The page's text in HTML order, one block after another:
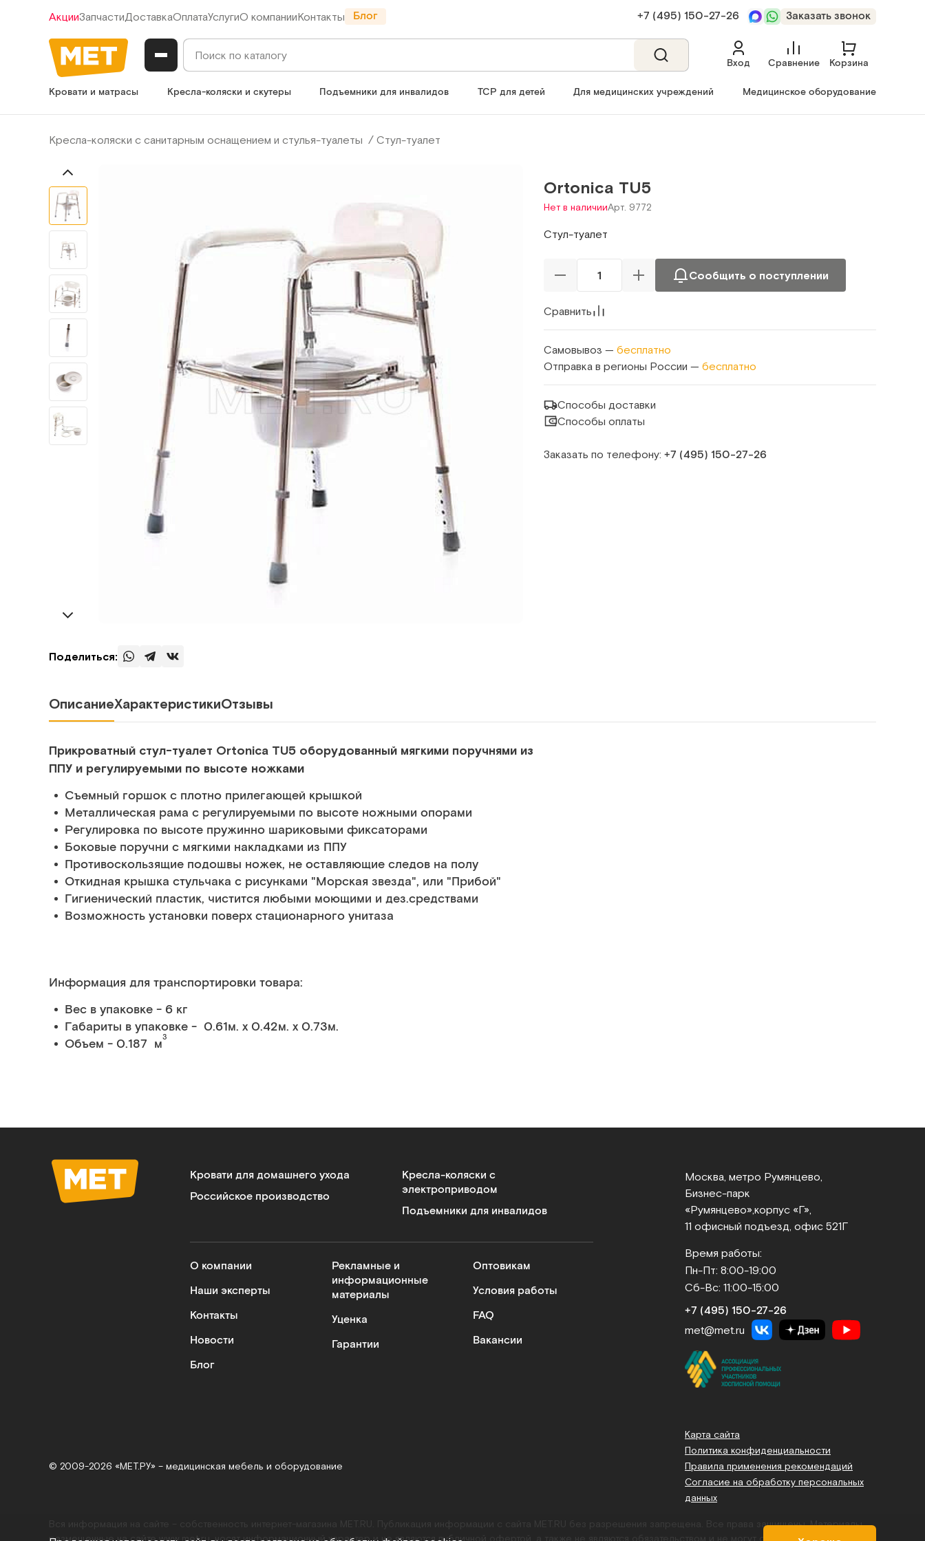
АкцииЗапчастиДоставкаОплатаУслугиО компанииКонтакты Блог +7 (495) 150‑27‑26 Заказать звонок
Вход Сравнение Корзина
Кровати и матрасы Кресла-коляски и скутеры Подъемники для инвалидов ТСР для детей Для медицинских учреждений Медицинское оборудование
Кресла-коляски с санитарным оснащением и стулья-туалеты Cтул-туалет
Поделиться:
Ortonica TU5
Нет в наличииАрт. 9772
Cтул-туалет
Сообщить о поступлении
Сравнить
Самовывоз — бесплатно
Отправка в регионы России — бесплатно
Способы доставки
Способы оплаты
Заказать по телефону: +7 (495) 150‑27‑26
ОписаниеХарактеристикиОтзывы
Прикроватный стул-туалет Ortonica TU5 оборудованный мягкими поручнями из
ППУ и регулируемыми по высоте ножками
Съемный горшок с плотно прилегающей крышкой
Металлическая рама с регулируемыми по высоте ножными опорами
Регулировка по высоте пружинно шариковыми фиксаторами
Боковые поручни с мягкими накладками из ППУ
Противоскользящие подошвы ножек, не оставляющие следов на полу
Откидная крышка стульчака с рисунками "Морская звезда", или "Прибой"
Гигиенический пластик, чистится любыми моющими и дез.средствами
Возможность установки поверх стационарного унитаза
Информация для транспортировки товара:
Вес в упаковке - 6 кг
Габариты в упаковке - 0.61м. x 0.42м. x 0.73м.
Объем - 0.187 м3
Кровати для домашнего ухода
Российское производство
Кресла-коляски с
электроприводом
Подъемники для инвалидов
О компании
Наши эксперты
Контакты
Новости
Блог
Рекламные и
информационные
материалы
Уценка
Гарантии
Оптовикам
Условия работы
FAQ
Вакансии
Москва, метро Румянцево,
Бизнес‑парк
«Румянцево», корпус «Г»,
11 офисный подъезд, офис 521Г
Время работы:
Пн-Пт: 8:00-19:00
Сб-Вс: 11:00-15:00
+7 (495) 150‑27‑26
met@met.ru
© 2009-2026 «МЕТ.РУ» – медицинская мебель и оборудование
Карта сайта
Политика конфиденциальности
Правила применения рекомендаций
Согласие на обработку персональных
данных
Вся информация на сайте – собственность интернет-магазина MET.RU. Публикация информации с сайта MET.RU без разрешения запрещена. Все права защищены.Материалы,
размещенные на сайтеwww.met.ru , носят информационный характер и не являются публичной офертой, а также не являются обязательством и не могут служить основанием для